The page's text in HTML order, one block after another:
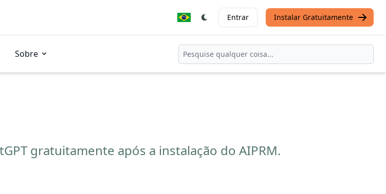
Entrar Instalar Gratuitamente
Sobre
gratuitamente após a instalação do AIPRM.